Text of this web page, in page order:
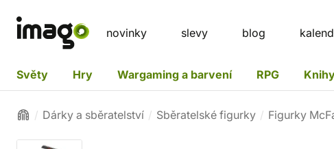
novinky slevy blog
Světy Hry Wargaming a barvení RPG
Dárky a sběratelství Sběratelské figurky Figurky